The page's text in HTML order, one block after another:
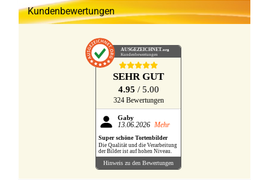
Kundenbewertungen
AUSGEZEICHNET.org
Kundenbewertungen
SEHR GUT
4.95 / 5.00
324 Bewertungen
Gaby
13.06.2026 Mehr
Super schöne Tortenbilder
Die Qualität und die Verarbeitung
der Bilder ist auf hohen Niveau.
Hinweis zu den Bewertungen